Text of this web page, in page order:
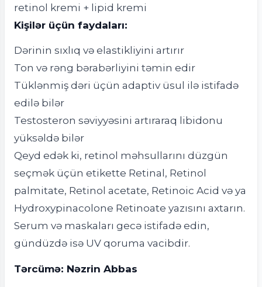
retinol kremi + lipid kremi
Kişilər üçün faydaları:
Dərinin sıxlıq və elastikliyini artırır
Ton və rəng bərabərliyini təmin edir
Tüklənmiş dəri üçün adaptiv üsul ilə istifadə
edilə bilər
Testosteron səviyyəsini artıraraq libidonu
yüksəldə bilər
Qeyd edək ki, retinol məhsullarını düzgün
seçmək üçün etikette Retinal, Retinol
palmitate, Retinol acetate, Retinoic Acid və ya
Hydroxypinacolone Retinoate yazısını axtarın.
Serum və maskaları gecə istifadə edin,
gündüzdə isə UV qoruma vacibdir.
Tərcümə: Nəzrin Abbas